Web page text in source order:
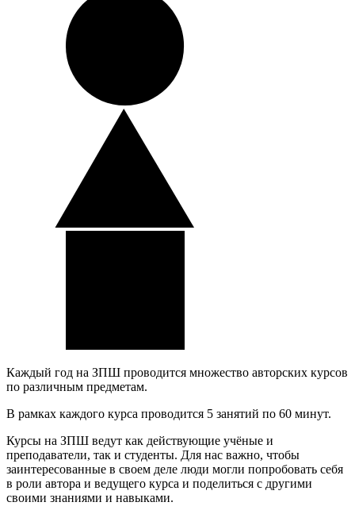
Каждый год на ЗПШ проводится множество авторских курсов
по различным предметам.
В рамках каждого курса проводится 5 занятий по 60 минут.
Курсы на ЗПШ ведут как действующие учёные и
преподаватели, так и студенты. Для нас важно, чтобы
заинтересованные в своем деле люди могли попробовать себя
в роли автора и ведущего курса и поделиться с другими
своими знаниями и навыками.